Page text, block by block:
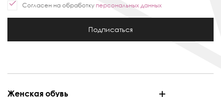
Согласен на обработку персональных данных
Подписаться
Женская обувь